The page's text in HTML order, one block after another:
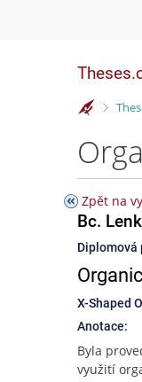
>
Zpět na
Bc.
Diplomová
X-Shaped
Anotace:
Byla
využití